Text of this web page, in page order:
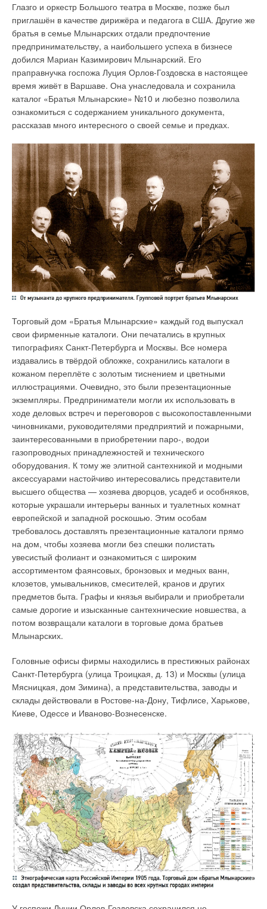
Глазго и оркестр Большого театра в Москве, позже был
приглашён в качестве дирижёра и педагога в США. Другие же
братья в семье Млынарских отдали предпочтение
предпринимательству, а наибольшего успеха в бизнесе
добился Мариан Казимирович Млынарский. Его
праправнучка госпожа Луция Орлов-Гоздовска в настоящее
время живёт в Варшаве. Она унаследовала и сохранила
каталог «Братья Млынарские» №10 и любезно позволила
ознакомиться с содержанием уникального документа,
рассказав много интересного о своей семье и предках.
Торговый дом «Братья Млынарские» каждый год выпускал
свои фирменные каталоги. Они печатались в крупных
типографиях Санкт-Петербурга и Москвы. Все номера
издавались в твёрдой обложке, сохранились каталоги в
кожаном переплёте с золотым тиснением и цветными
иллюстрациями. Очевидно, это были презентационные
экземпляры. Предприниматели могли их использовать в
ходе деловых встреч и переговоров с высокопоставленными
чиновниками, руководителями предприятий и пожарными,
заинтересованными в приобретении паро-, водои
газопроводных принадлежностей и технического
оборудования. К тому же элитной сантехникой и модными
аксессуарами настойчиво интересовались представители
высшего общества — хозяева дворцов, усадеб и особняков,
которые украшали интерьеры ванных и туалетных комнат
европейской и западной роскошью. Этим особам
требовалось доставлять презентационные каталоги прямо
на дом, чтобы хозяева могли без спешки полистать
увесистый фолиант и ознакомиться с широким
ассортиментом фаянсовых, бронзовых и медных ванн,
клозетов, умывальников, смесителей, кранов и других
предметов быта. Графы и князья выбирали и приобретали
самые дорогие и изысканные сантехнические новшества, а
потом возвращали каталоги в торговые дома братьев
Млынарских.
Головные офисы фирмы находились в престижных районах
Санкт-Петербурга (улица Троицкая, д. 13) и Москвы (улица
Мясницкая, дом Зимина), а представительства, заводы и
склады действовали в Ростове-на-Дону, Тифлисе, Харькове,
Киеве, Одессе и Иваново-Вознесенске.
2. Накипь нарушает теплообмен. Появление накипи в
системе также может повлечь за собой серьёзные проблемы.
Исследования показывают, что накипь толщиной всего в 1
мм снижает эффективность теплопередачи на 7–10 %.
Поверхности котла перегреваются, разрушаются паяные
соединения, образуются различные дефекты, происходит
перегрев котла. Накипь требует регулярной очистки с
помощью агрессивных веществ, что также снижает ресурс
котла. Борьба с появлением накипи должна стать ключевой
задачей уже на этапе проектирования отопительной
системы.
3. Коррозия повреждает поверхности.Значительный
ущерб системе наносит и коррозия. Её первые признаки
могут проявиться уже через несколько месяцев после начала
эксплуатации котла. Одна из причин коррозии — постоянное
поступление кислорода в котловую воду, например, при
повреждении расширительного бака или его недостаточном
объёме. Также кислород может проникать в систему через
пластмассовые трубы в обогреве полов или при частом
добавлении подпиточной воды. Возможные решения этой
проблемы — разделение системы через теплообменник или
добавление в воду кислородосвязующих реагентов.
Другая причина коррозии — отклонения в кислотности воды.
Следует отметить, что нормативная кислотность различна
для разных видов котлов. В частности, конструкции из чугуна
и стали разрушаются в более кислой среде. Для чугуна
нормальный диапазон pH составляет 9–10, для стали — 8,2–
10. Для котлов этого типа может потребоваться
подщелачивание воды. При использовании
конденсационных котлов с силуминовыми
теплообменниками разрушение пассивирующей плёнки
происходит при превышении показателей рН > 8,3–8,5.
Важно знать, что значение pH может меняться со временем,
особенно после выделения из воды кислорода и отложения
известковых соединений. Рекомендуется отслеживать pH
воды с периодичностью раз в несколько месяцев.
Анализ и фильтрация воды
Рекомендации по подготовке воды для системы ГВС в
частном доме или квартире можно сформулировать только
после её тщательного анализа. Должны рассматриваться
значения кислотности, электропроводности, содержания в
воде железа, меди, кремниевой кислоты и кислорода.
Измерение удельной электропроводности воды
осуществляется с помощью кондуктометра и помогает
определить степень жёсткости. Электропроводность воды
измеряется в микросименсах. Для дистиллированной воды